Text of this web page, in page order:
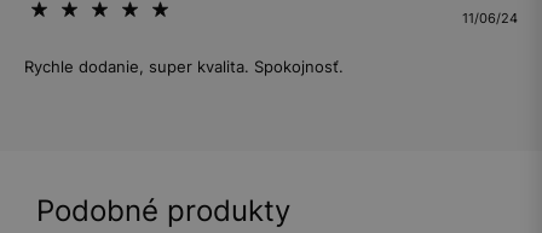
11/06/24
Rychle dodanie, super kvalita. Spokojnosť.
Podobné produkty